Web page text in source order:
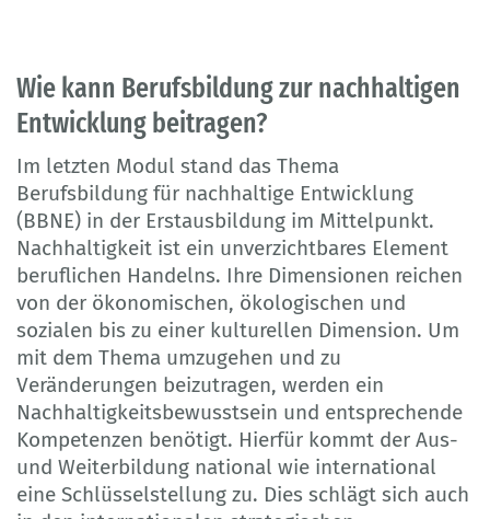
Wie kann Berufsbildung zur nachhaltigen
Entwicklung beitragen?
Im letzten Modul stand das Thema
Berufsbildung für nachhaltige Entwicklung
(BBNE) in der Erstausbildung im Mittelpunkt.
Nachhaltigkeit ist ein unverzichtbares Element
beruflichen Handelns. Ihre Dimensionen reichen
von der ökonomischen, ökologischen und
sozialen bis zu einer kulturellen Dimension. Um
mit dem Thema umzugehen und zu
Veränderungen beizutragen, werden ein
Nachhaltigkeitsbewusstsein und entsprechende
Kompetenzen benötigt. Hierfür kommt der Aus-
und Weiterbildung national wie international
eine Schlüsselstellung zu. Dies schlägt sich auch